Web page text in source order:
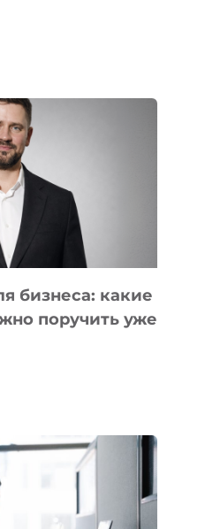
бизнеса: какие
поручить уже